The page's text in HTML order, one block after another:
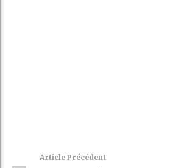
Article Précédent